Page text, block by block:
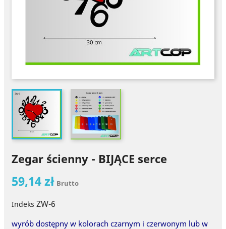
Zegar ścienny - BIJĄCE serce
59,14 zł Brutto
Indeks ZW-6
wyrób dostępny w kolorach czarnym i czerwonym lub w